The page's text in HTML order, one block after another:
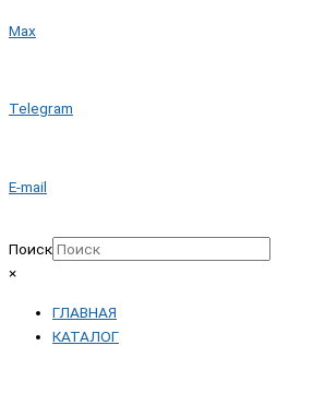
Max
Telegram
E-mail
Поиск
×
ГЛАВНАЯ
КАТАЛОГ